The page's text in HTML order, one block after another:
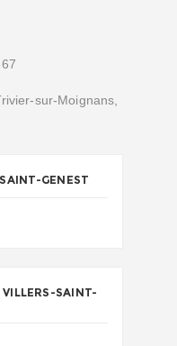
sur-Moignans,
GENEST
SAINT-